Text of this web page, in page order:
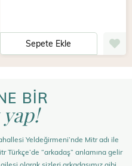
Sepete Ekle
BİR
Yeldeğirmeni’nde Mitr adı ile
“arkadaş” anlamına gelir
olarak sizleri arkadaşımız gibi